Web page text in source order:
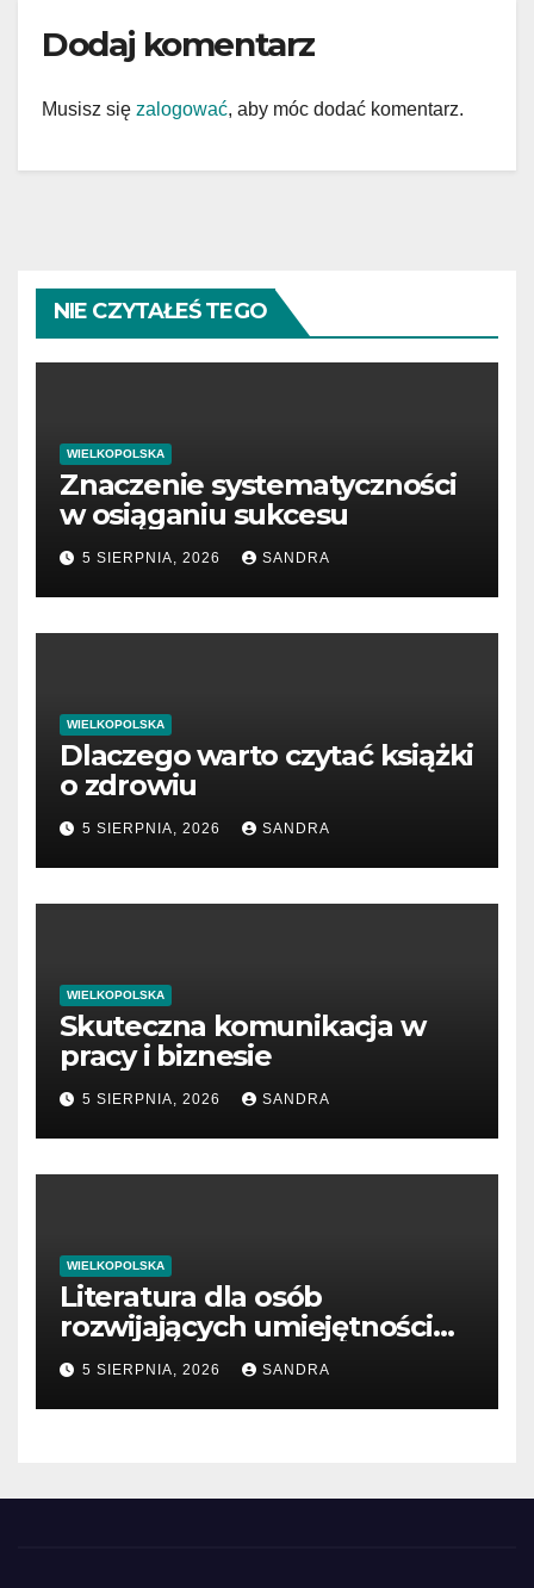
Dodaj komentarz
Musisz się zalogować, aby móc dodać komentarz.
NIE CZYTAŁEŚ TEGO
WIELKOPOLSKA
Znaczenie systematyczności
w osiąganiu sukcesu
5 SIERPNIA, 2026 SANDRA
WIELKOPOLSKA
Dlaczego warto czytać książki
o zdrowiu
5 SIERPNIA, 2026 SANDRA
WIELKOPOLSKA
Skuteczna komunikacja w
pracy i biznesie
5 SIERPNIA, 2026 SANDRA
WIELKOPOLSKA
Literatura dla osób
rozwijających umiejętności
interpersonalne
5 SIERPNIA, 2026 SANDRA